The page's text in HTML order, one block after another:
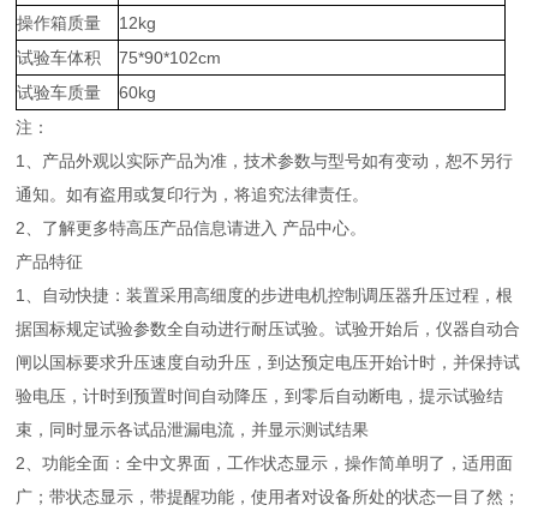
操作箱质量
12kg
试验车体积
75*90*102cm
试验车质量
60kg
注：
1、产品外观以实际产品为准，技术参数与型号如有变动，恕不另行
通知。如有盗用或复印行为，将追究法律责任。
2、了解更多特高压产品信息请进入 产品中心。
产品特征
1、自动快捷：装置采用高细度的步进电机控制调压器升压过程，根
据国标规定试验参数全自动进行耐压试验。试验开始后，仪器自动合
闸以国标要求升压速度自动升压，到达预定电压开始计时，并保持试
验电压，计时到预置时间自动降压，到零后自动断电，提示试验结
束，同时显示各试品泄漏电流，并显示测试结果
2、功能全面：全中文界面，工作状态显示，操作简单明了，适用面
广；带状态显示，带提醒功能，使用者对设备所处的状态一目了然；